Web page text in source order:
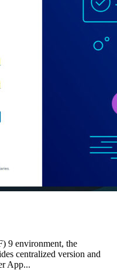
9 environment, the
centralized version and
App...